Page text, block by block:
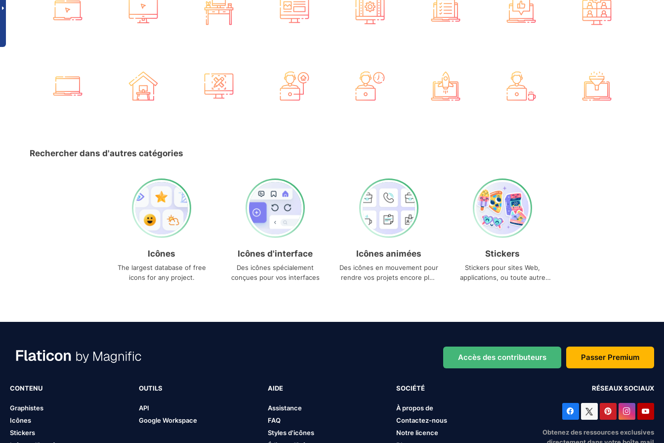
Rechercher dans d'autres catégories
Icônes
The largest database of free
icons for any project.
Icônes d'interface
Des icônes spécialement
conçues pour vos interfaces
Icônes animées
Des icônes en mouvement pour
rendre vos projets encore plus
Stickers
Stickers pour sites Web,
applications, ou toute autre
Accès des contributeurs Passer Premium
CONTENU
Graphistes
Icônes
Stickers
OUTILS
API
Google Workspace
AIDE
Assistance
FAQ
Styles d'icônes
SOCIÉTÉ
À propos de
Contactez-nous
Notre licence
RÉSEAUX SOCIAUX
Obtenez des ressources exclusives